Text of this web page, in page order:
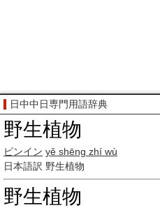
日中中日専門用語辞典
野生植物
ピンイン yě shēng zhí wù
日本語訳 野生植物
野生植物